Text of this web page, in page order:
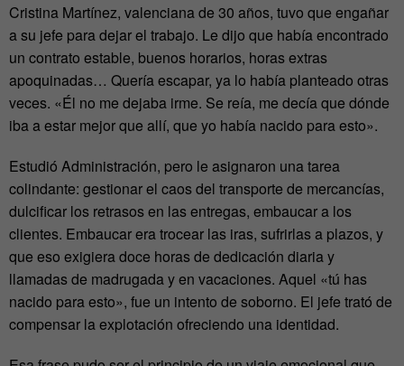
Cristina Martínez, valenciana de 30 años, tuvo que engañar
a su jefe para dejar el trabajo. Le dijo que había encontrado
un contrato estable, buenos horarios, horas extras
apoquinadas… Quería escapar, ya lo había planteado otras
veces. «Él no me dejaba irme. Se reía, me decía que dónde
iba a estar mejor que allí, que yo había nacido para esto».
Estudió Administración, pero le asignaron una tarea
colindante: gestionar el caos del transporte de mercancías,
dulcificar los retrasos en las entregas, embaucar a los
clientes. Embaucar era trocear las iras, sufrirlas a plazos, y
que eso exigiera doce horas de dedicación diaria y
llamadas de madrugada y en vacaciones. Aquel «tú has
nacido para esto», fue un intento de soborno. El jefe trató de
compensar la explotación ofreciendo una identidad.